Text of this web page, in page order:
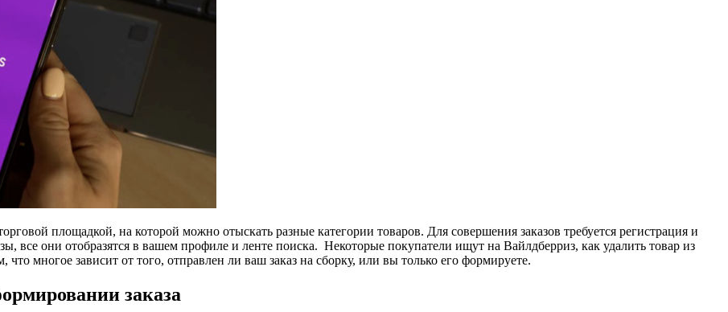
площадкой, на которой можно отыскать разные категории товаров. Для совершения заказов требуется регистрация и
все они отобразятся в вашем профиле и ленте поиска. Некоторые покупатели ищут на Вайлдберриз, как удалить товар из
многое зависит от того, отправлен ли ваш заказ на сборку, или вы только его формируете.
заказа